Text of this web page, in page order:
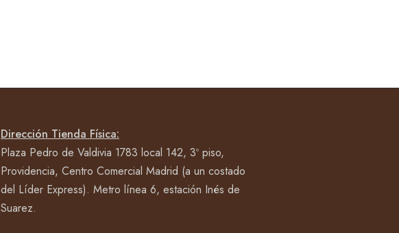
Dirección Tienda Física:
Plaza Pedro de Valdivia 1783 local 142, 3º piso,
Providencia, Centro Comercial Madrid (a un costado
del Líder Express). Metro línea 6, estación Inés de
Suarez.